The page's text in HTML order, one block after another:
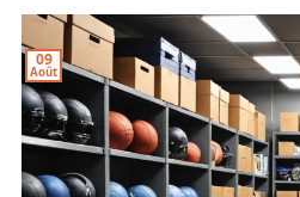
09
Août